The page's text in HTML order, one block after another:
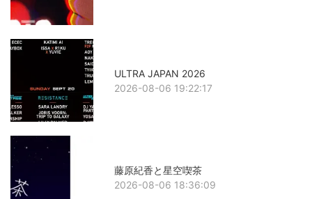
ULTRA JAPAN 2026
2026-08-06 19:22:17
藤原紀香と星空喫茶
2026-08-06 18:36:09